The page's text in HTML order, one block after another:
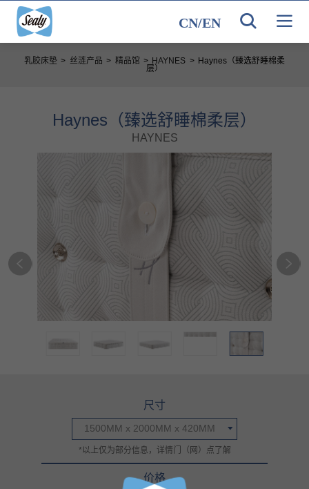
CN/EN
乳胶床垫 > 丝涟产品 > 精品馆 > HAYNES > Haynes（臻选舒睡棉柔
层）
Haynes（臻选舒睡棉柔层）
HAYNES
尺寸
1500MM x 2000MM x 420MM
*以上仅为部分信息，详情门（网）点了解
价格